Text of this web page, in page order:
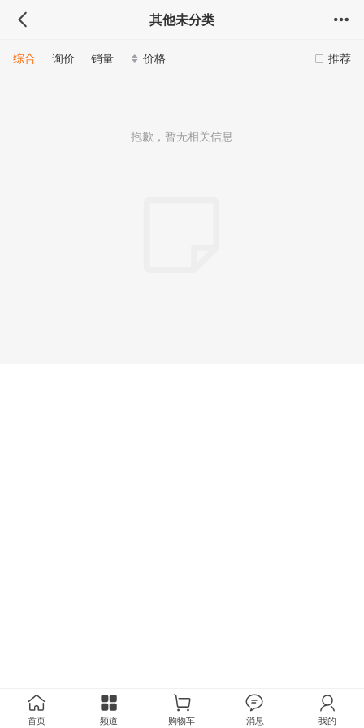
其他未分类
推荐
综合 询价 销量 价格
抱歉，暂无相关信息
首页 频道 购物车 消息 我的